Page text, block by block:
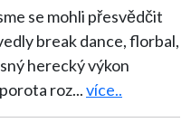
se mohli přesvědčit
break dance, florbal,
herecký výkon
roz...více..